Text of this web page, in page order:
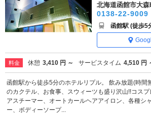
北海道函館市大森
0138-22-9009
函館駅 (徒歩5
料金 休憩 3,410 円 ～ サービスタイム 4,510 円
函館駅から徒歩5分のホテルリプル。 飲み放題(時間
のカクテル、お食事、スウィーツも盛り沢山!!コス
アスチーマー、オートカールヘアアイロン、各種シ
ー、ボディーソープ...